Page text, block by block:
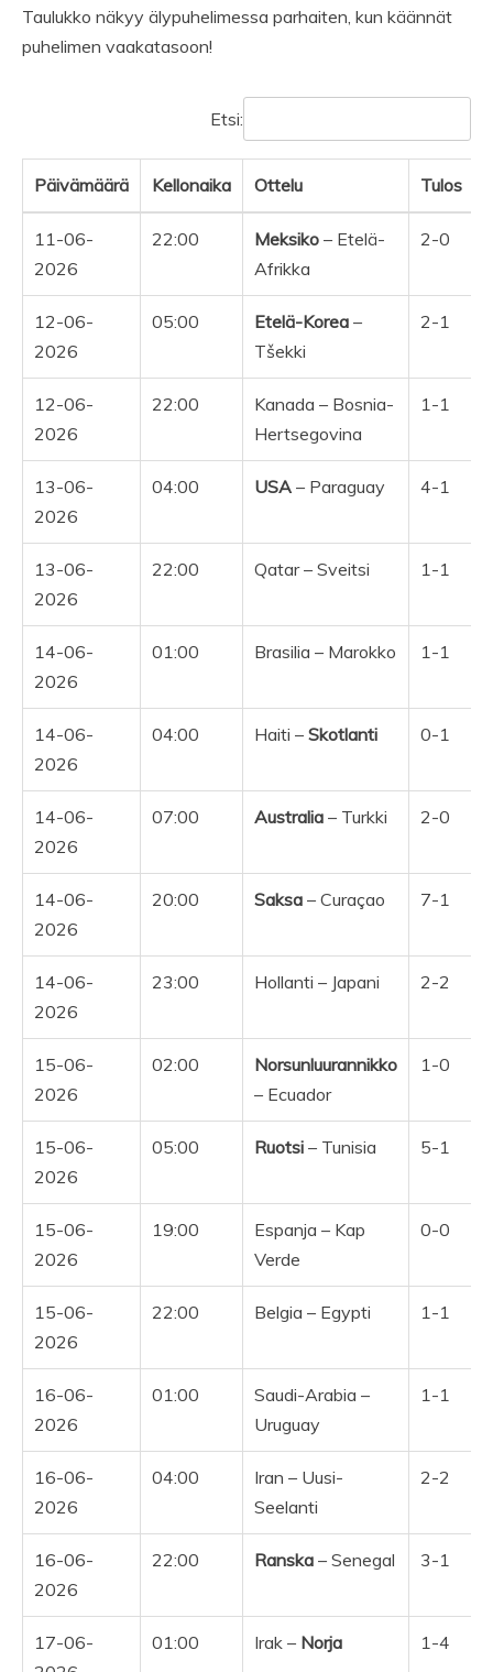
Taulukko näkyy älypuhelimessa parhaiten, kun käännät
puhelimen vaakatasoon!
Etsi:
Päivämäärä Kellonaika Ottelu Tulos
Ottelu
11-06-
2026
22:00 Meksiko – Etelä-
Afrikka
2-0
12-06-
2026
05:00 Etelä-Korea –
Tšekki
2-1
12-06-
2026
22:00
Kanada – Bosnia-
Hertsegovina
1-1
13-06-
2026
04:00 USA – Paraguay 4-1
13-06-
2026
22:00 Qatar – Sveitsi 1-1
14-06-
2026
01:00 Brasilia – Marokko 1-1
14-06-
2026
04:00 Haiti – Skotlanti 0-1
14-06-
2026
07:00 Australia – Turkki 2-0
14-06-
2026
20:00 Saksa – Curaçao 7-1
14-06-
2026
23:00 Hollanti – Japani 2-2
15-06-
2026
02:00
Norsunluurannikko
– Ecuador
1-0
15-06-
2026
05:00 Ruotsi – Tunisia 5-1
15-06-
2026
19:00
Espanja – Kap
Verde
0-0
15-06-
2026
22:00 Belgia – Egypti 1-1
16-06-
2026
01:00
Saudi-Arabia –
Uruguay
1-1
16-06-
2026
04:00
Iran – Uusi-
Seelanti
2-2
16-06-
2026
22:00 Ranska – Senegal 3-1
17-06-
01:00 Irak – Norja 1-4